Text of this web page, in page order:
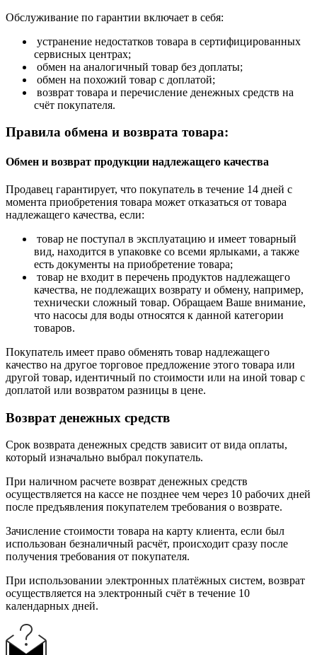
Обслуживание по гарантии включает в себя:
устранение недостатков товара в сертифицированных
сервисных центрах;
обмен на аналогичный товар без доплаты;
обмен на похожий товар с доплатой;
возврат товара и перечисление денежных средств на
счёт покупателя.
Правила обмена и возврата товара:
Обмен и возврат продукции надлежащего качества
Продавец гарантирует, что покупатель в течение 14 дней с
момента приобретения товара может отказаться от товара
надлежащего качества, если:
товар не поступал в эксплуатацию и имеет товарный
вид, находится в упаковке со всеми ярлыками, а также
есть документы на приобретение товара;
товар не входит в перечень продуктов надлежащего
качества, не подлежащих возврату и обмену, например,
технически сложный товар. Обращаем Ваше внимание,
что насосы для воды относятся к данной категории
товаров.
Покупатель имеет право обменять товар надлежащего
качество на другое торговое предложение этого товара или
другой товар, идентичный по стоимости или на иной товар с
доплатой или возвратом разницы в цене.
Возврат денежных средств
Срок возврата денежных средств зависит от вида оплаты,
который изначально выбрал покупатель.
При наличном расчете возврат денежных средств
осуществляется на кассе не позднее чем через 10 рабочих дней
после предъявления покупателем требования о возврате.
Зачисление стоимости товара на карту клиента, если был
использован безналичный расчёт, происходит сразу после
получения требования от покупателя.
При использовании электронных платёжных систем, возврат
осуществляется на электронный счёт в течение 10
календарных дней.